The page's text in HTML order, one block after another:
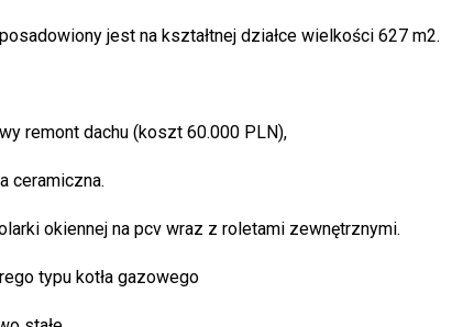
jest na kształtnej działce wielkości 627 m2.
remont dachu (koszt 60.000 PLN),
ceramiczna.
okiennej na pcv wraz z roletami zewnętrznymi.
typu kotła gazowego